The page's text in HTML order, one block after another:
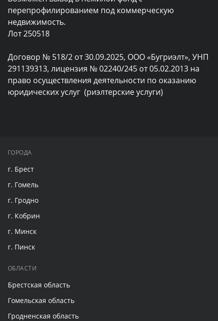
перепрофилированием под коммерческую
недвижимость.
Лот 250518
Договор № 518/2 от 30.09.2025, ООО «Бугриэлт», УНП
291139313, лицензия № 02240/245 от 05.02.2013 на
право осуществления деятельности по оказанию
юридических услуг  (риэлтерские услуги)
ГОРОДА
г. Брест
г. Гомель
г. Гродно
г. Кобрин
г. Минск
г. Пинск
ОБЛАСТИ
Брестская область
Гомельская область
Гродненская область